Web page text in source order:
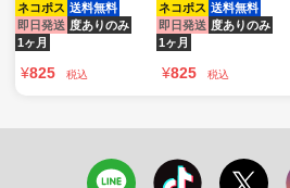
ネコポス 送料無料
即日発送 度ありのみ
1ヶ月
¥825 税込
ネコポス 送料無料
即日発送 度ありのみ
1ヶ月
¥825 税込